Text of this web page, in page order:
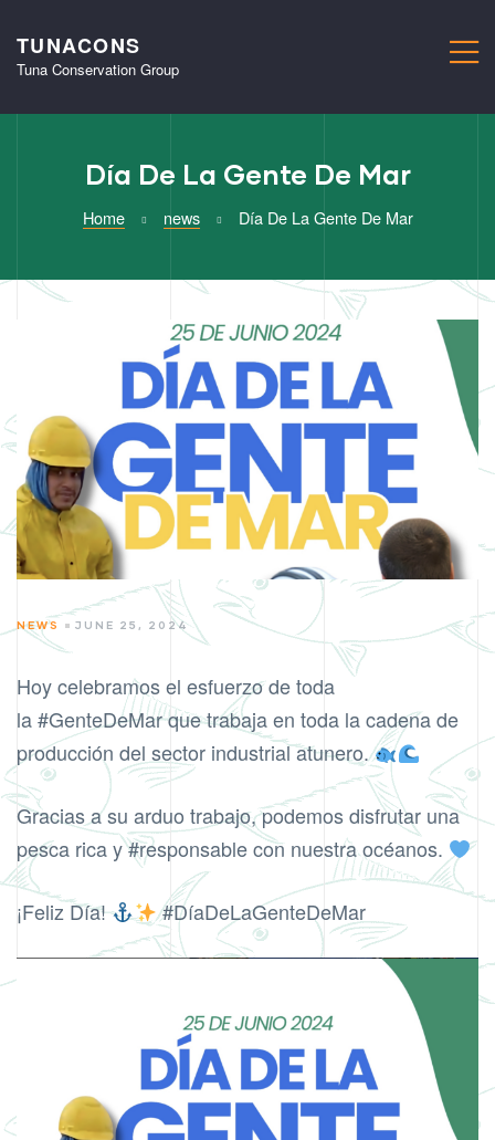
TUNACONS
Tuna Conservation Group
Día De La Gente De Mar
Home news Día De La Gente De Mar
CATEGORIES
NEWS JUNE 25, 2024
Hoy celebramos el esfuerzo de toda
la#GenteDeMarque trabaja en toda la cadena de
producción del sector industrial atunero.
Gracias a su arduo trabajo, podemos disfrutar una
pesca rica y#responsablecon nuestra océanos.
¡Feliz Día! #DíaDeLaGenteDeMar